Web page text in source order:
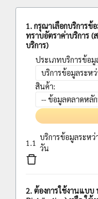
1.กรุณาเลือกบริการ
ทราบอัตราค่าบริการ (
บริการ)
ประเภทบริการข้อมู
บริการข้อมูลระห
สินค้า:
-- ข้อมูลตลาดหลั
1.1
บริการข้อมูลระหว่
วัน
2.ต้องการใช้งานแบบ